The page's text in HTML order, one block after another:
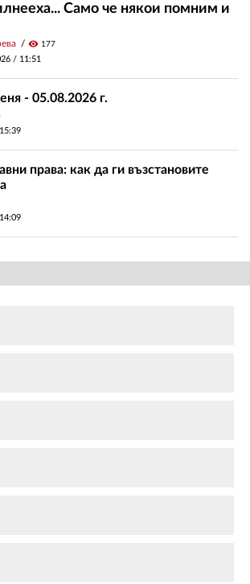
Само че някои помним и
visibility 177
/ 11:51
- 05.08.2026 г.
15:39
права: как да ги възстановите
14:09